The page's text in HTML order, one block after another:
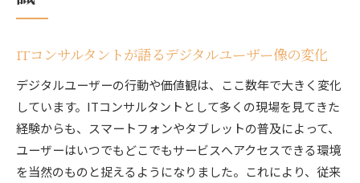
UIとUXの違いをITコンサルタントが解説
な違い
ユーザーエクスペリエンスとユーザーインター
フェースの関係性
UXとUIの違いを実例でわかりやすく解説
ITコンサルタントが語るデジタルユーザー像の変化
デジタルユーザーの行動や価値観は、ここ数年で大きく変化
しています。ITコンサルタントとして多くの現場を見てきた
経験からも、スマートフォンやタブレットの普及によって、
ユーザーはいつでもどこでもサービスへアクセスできる環境
を当然のものと捉えるようになりました。これにより、従来